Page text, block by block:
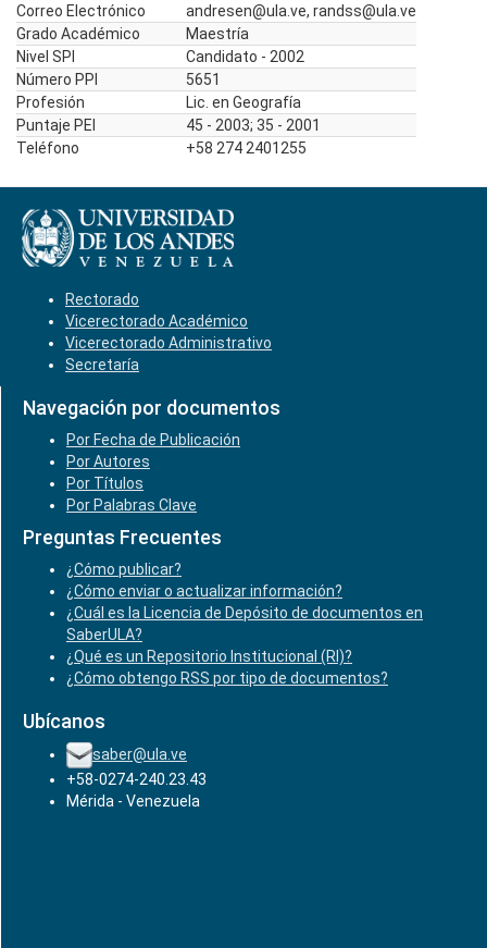
Correo Electrónico
andresen@ula.ve, randss@ula.ve
Grado Académico
Maestría
Nivel SPI
Candidato - 2002
Número PPI
5651
Profesión
Lic. en Geografía
Puntaje PEI
45 - 2003; 35 - 2001
Teléfono
+58 274 2401255
Rectorado
Vicerectorado Académico
Vicerectorado Administrativo
Secretaría
Navegación por documentos
Por Fecha de Publicación
Por Autores
Por Títulos
Por Palabras Clave
Preguntas Frecuentes
¿Cómo publicar?
¿Cómo enviar o actualizar información?
¿Cuál es la Licencia de Depósito de documentos en
SaberULA?
¿Qué es un Repositorio Institucional (RI)?
¿Cómo obtengo RSS por tipo de documentos?
Ubícanos
saber@ula.ve
+58-0274-240.23.43
Mérida - Venezuela